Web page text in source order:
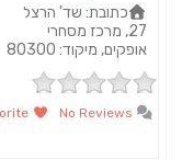
כתובת: שד' הרצל
27, מרכז מסחרי
אופקים, מיקוד: 80300